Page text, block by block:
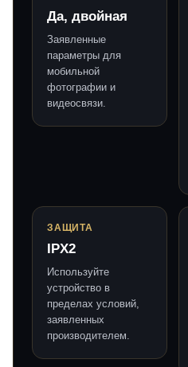
Да, двойная
Заявленные
параметры для
мобильной
фотографии и
видеосвязи.
ЗАЩИТА
IPX2
Используйте
устройство в
пределах условий,
заявленных
производителем.